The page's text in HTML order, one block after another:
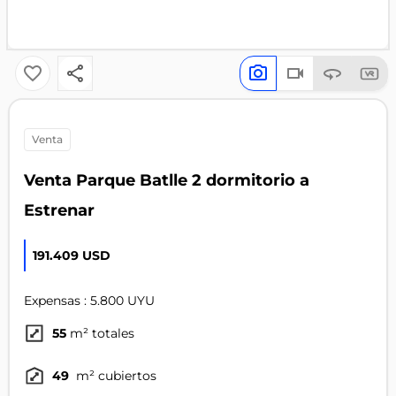
venta
Venta Parque Batlle 2 dormitorio a
Estrenar
191.409 USD
Expensas : 5.800 UYU
55 m² totales
49 m² cubiertos